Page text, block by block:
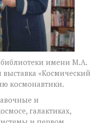
имени М.А.
«Космический
космонавтики.
и
галактиках,